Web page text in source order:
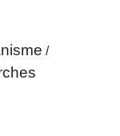
/